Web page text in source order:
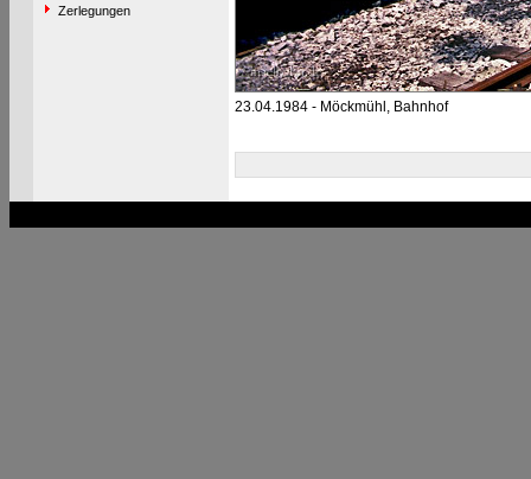
Zerlegungen
23.04.1984 - Möckmühl, Bahnhof